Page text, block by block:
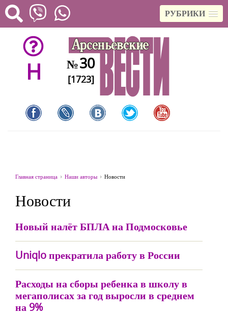
РУБРИКИ
H №30
[1723]
Главная страница Наши авторы Новости
Новости
Новый налёт БПЛА на Подмосковье
Uniqlo прекратила работу в России
Расходы на сборы ребенка в школу в
мегаполисах за год выросли в среднем
на 9%